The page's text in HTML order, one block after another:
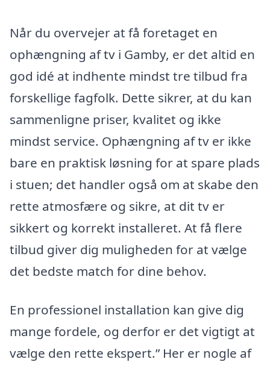
Når du overvejer at få foretaget en
ophængning af tv i Gamby, er det altid en
god idé at indhente mindst tre tilbud fra
forskellige fagfolk. Dette sikrer, at du kan
sammenligne priser, kvalitet og ikke
mindst service. Ophængning af tv er ikke
bare en praktisk løsning for at spare plads
i stuen; det handler også om at skabe den
rette atmosfære og sikre, at dit tv er
sikkert og korrekt installeret. At få flere
tilbud giver dig muligheden for at vælge
det bedste match for dine behov.
En professionel installation kan give dig
mange fordele, og derfor er det vigtigt at
vælge den rette ekspert.” Her er nogle af